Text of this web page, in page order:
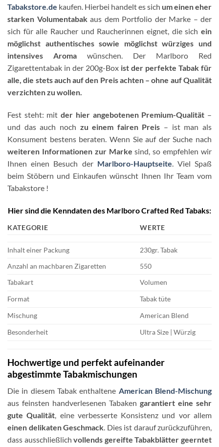
Tabakstore.de kaufen. Hierbei handelt es sich um einen eher
starken Volumentabakaus dem Portfolio der Marke – der
sich für alle Raucher und Raucherinnen eignet, die sich ein
möglichst authentisches sowie möglichst würziges und
intensives Aroma wünschen. Der Marlboro Red
Zigarettentabak in der 200g-Box ist der perfekte Tabak für
alle, die stets auch auf den Preis achten – ohne auf Qualität
verzichten zu wollen.
Fest steht: mitder hier angebotenen Premium-Qualität –
und das auch noch zu einem fairen Preis – ist man als
Konsument bestens beraten. Wenn Sie auf der Suche nach
weiteren Informationen zur Marke sind, so empfehlen wir
Ihnen einen Besuch der Marlboro-Hauptseite. Viel Spaß
beim Stöbern und Einkaufen wünscht Ihnen Ihr Team vom
Tabakstore !
Hier sind die Kenndaten des Marlboro Crafted Red Tabaks:
KATEGORIE WERTE
Inhalt einer Packung
230gr. Tabak
Anzahl an machbaren Zigaretten
550
Tabakart
Volumen
Format
Tabak tüte
Mischung
American Blend
Besonderheit
Ultra Size | Würzig
Hochwertige und perfekt aufeinander
abgestimmte Tabakmischungen
Die in diesem Tabak enthaltene American Blend-Mischung
aus feinsten handverlesenen Tabaken garantiert eine sehr
gute Qualität, eine verbesserte Konsistenz und vor allem
einen delikaten Geschmack. Dies ist darauf zurückzuführen,
dass ausschließlichvollends gereifte Tabakblätter geerntet